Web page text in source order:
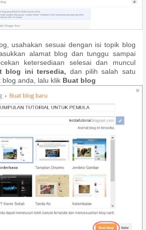
usahakan sesuai dengan isi topik blog
alamat blog dan tunggu sampai
ketersediaan selesai dan muncul
blog ini tersedia, dan pilih salah satu
blog anda, lalu klik Buat blog